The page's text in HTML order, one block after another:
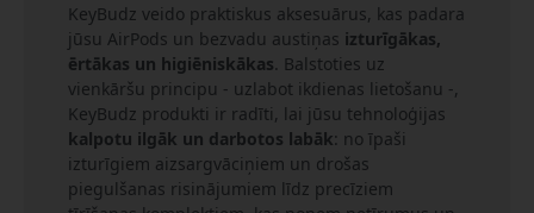
KeyBudz veido praktiskus aksesuārus, kas padara
jūsu AirPods un bezvadu austiņas izturīgākas,
ērtākas un higiēniskākas. Balstoties uz
vienkāršu principu - uzlabot ikdienas lietošanu -,
KeyBudz produkti ir radīti, lai jūsu tehnoloģijas
kalpotu ilgāk un darbotos labāk: no īpaši
izturīgiem aizsargvāciņiem un drošas
piegulšanas risinājumiem līdz precīziem